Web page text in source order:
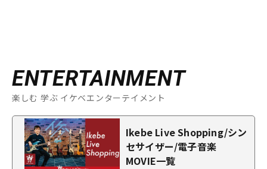
ENTERTAINMENT
楽しむ 学ぶ イケベエンターテイメント
Ikebe Live Shopping/シン
セサイザー/電子音楽
MOVIE一覧